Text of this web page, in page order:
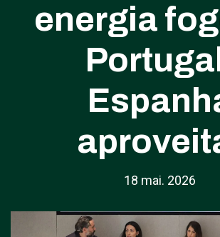
energia
18 mai. 2026